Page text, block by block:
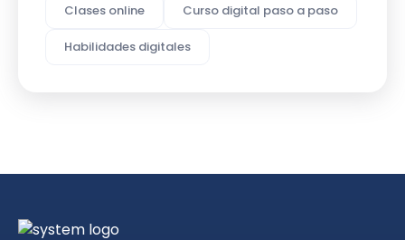
Clases online Curso digital paso a paso
Habilidades digitales